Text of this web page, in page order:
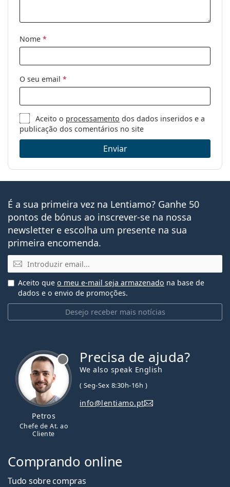
Nome *
O seu email *
Aceito o processamento dos dados inseridos e a
publicação dos comentários no site
Enviar
É a sua primeira vez na Lentiamo? Ganhe 50
pontos de bónus ao inscrever-se na nossa
newsletter e escolha um presente na sua
primeira encomenda.
Email
Desejo receber mais notícias
Aceito que o meu e-mail seja armazenado na base de
dados e o envio de promoções.
Petros
Chefe de At. ao
Cliente
Precisa de ajuda?
We also speak English
( Seg-Sex 8:30h-16h )
info@lentiamo.pt
Comprando online
Tudo sobre compras